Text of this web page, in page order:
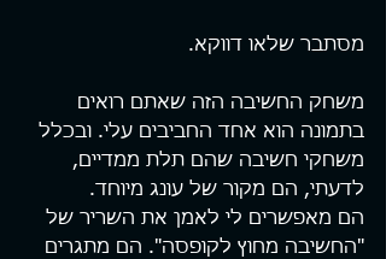
מסתבר שלאו דווקא.
משחק החשיבה הזה שאתם רואים
בתמונה הוא אחד החביבים עלי. ובכלל
משחקי חשיבה שהם תלת ממדיים,
לדעתי, הם מקור של עונג מיוחד.
הם מאפשרים לי לאמן את השריר של
"החשיבה מחוץ לקופסה". הם מתגרים